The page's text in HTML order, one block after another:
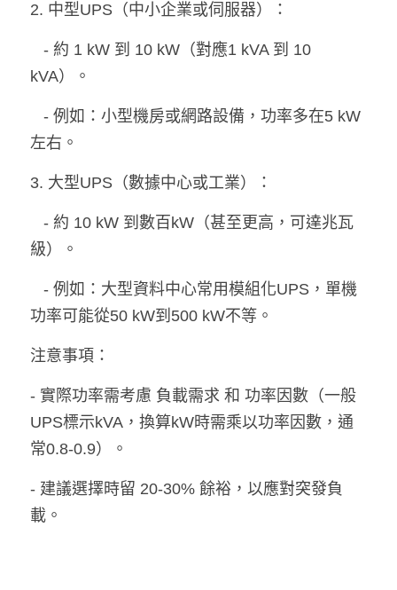
2. 中型UPS（中小企業或伺服器）：
kVA）。
左右。
3. 大型UPS（數據中心或工業）：
級）。
功率可能從50 kW到500 kW不等。
注意事項：
- 實際功率需考慮 負載需求 和 功率因數（一般
UPS標示kVA，換算kW時需乘以功率因數，通
常0.8-0.9）。
- 建議選擇時留 20-30% 餘裕，以應對突發負
載。